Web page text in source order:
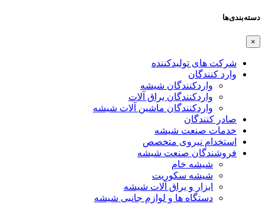
دسته‌بندی‌ها
×
شرکت های تولیدکننده
وارد کنندگان
واردکنندگان شیشه
واردکنندگان یراق آلات
واردکنندگان ماشین آلات شیشه
صادر کنندگان
خدمات صنعت شیشه
استخدام نیروی متخصص
فروشندگان صنعت شیشه
شیشه خام
شیشه سکوریت
ابزار و یراق آلات شیشه
دستگاه ها و لوازم جانبی شیشه